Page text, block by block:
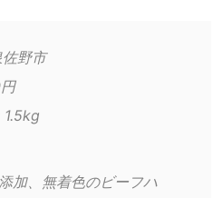
佐野市
1.5kg
加、無着色のビーフハ